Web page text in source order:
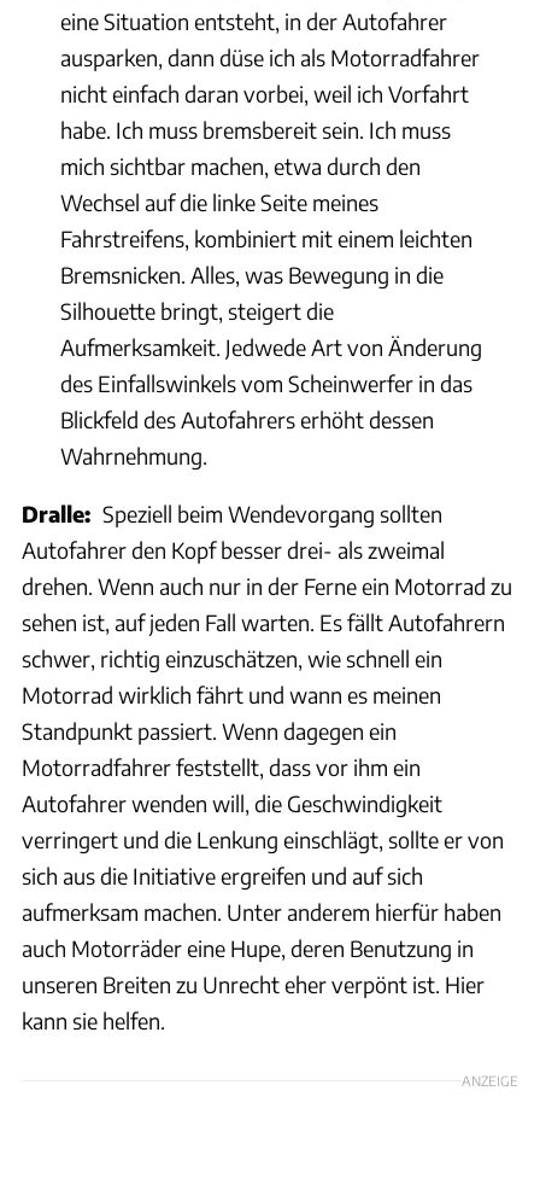
eine Situation entsteht, in der Autofahrer
ausparken, dann düse ich als Motorradfahrer
nicht einfach daran vorbei, weil ich Vorfahrt
habe. Ich muss bremsbereit sein. Ich muss
mich sichtbar machen, etwa durch den
Wechsel auf die linke Seite meines
Fahrstreifens, kombiniert mit einem leichten
Bremsnicken. Alles, was Bewegung in die
Silhouette bringt, steigert die
Aufmerksamkeit. Jedwede Art von Änderung
des Einfallswinkels vom Scheinwerfer in das
Blickfeld des Autofahrers erhöht dessen
Wahrnehmung.
Dralle: Speziell beim Wendevorgang sollten
Autofahrer den Kopf besser drei- als zweimal
drehen. Wenn auch nur in der Ferne ein Motorrad zu
sehen ist, auf jeden Fall warten. Es fällt Autofahrern
schwer, richtig einzuschätzen, wie schnell ein
Motorrad wirklich fährt und wann es meinen
Standpunkt passiert. Wenn dagegen ein
Motorradfahrer feststellt, dass vor ihm ein
Autofahrer wenden will, die Geschwindigkeit
verringert und die Lenkung einschlägt, sollte er von
sich aus die Initiative ergreifen und auf sich
aufmerksam machen. Unter anderem hierfür haben
auch Motorräder eine Hupe, deren Benutzung in
unseren Breiten zu Unrecht eher verpönt ist. Hier
kann sie helfen.
ANZEIGE